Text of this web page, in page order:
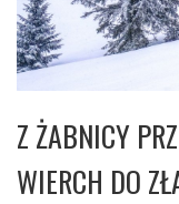
Z ŻABNICY
WIERCH DO